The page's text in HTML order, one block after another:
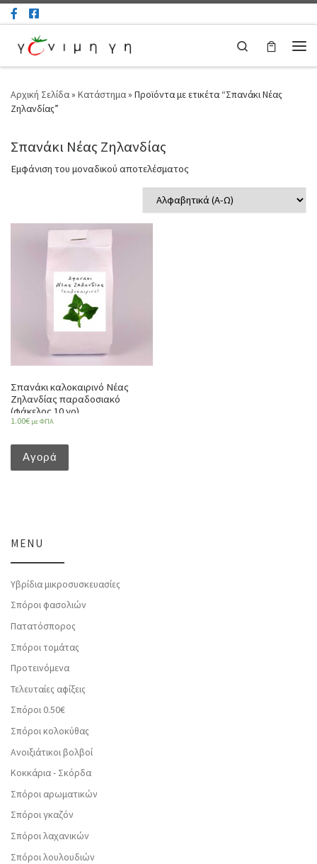
Μετάβαση στο περιεχόμενο
Search
Αρχική Σελίδα» Κατάστημα» Προϊόντα με ετικέτα “Σπανάκι Νέας
Ζηλανδίας”
Σπανάκι Νέας Ζηλανδίας
Εμφάνιση του μοναδικού αποτελέσματος
Σπανάκι καλοκαιρινό Νέας
Ζηλανδίας παραδοσιακό
(φάκελος 10 γρ)
1.00€ με ΦΠΑ
Αγορά
MENU
Υβρίδια μικροσυσκευασίες
Σπόροι φασολιών
Πατατόσπορος
Σπόροι τομάτας
Προτεινόμενα
Τελευταίες αφίξεις
Σπόροι 0.50€
Σπόροι κολοκύθας
Ανοιξιάτικοι βολβοί
Κοκκάρια - Σκόρδα
Σπόροι αρωματικών
Σπόροι γκαζόν
Σπόροι λαχανικών
Σπόροι λουλουδιών